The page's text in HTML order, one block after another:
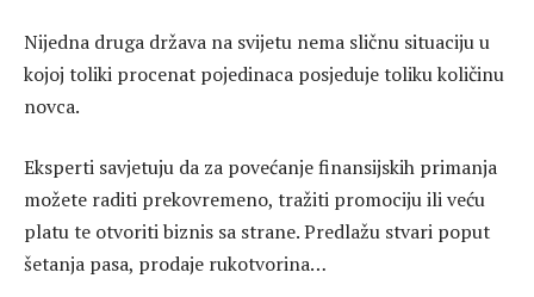
Nijedna druga država na svijetu nema sličnu situaciju u
kojoj toliki procenat pojedinaca posjeduje toliku količinu
novca.
Eksperti savjetuju da za povećanje finansijskih primanja
možete raditi prekovremeno, tražiti promociju ili veću
platu te otvoriti biznis sa strane. Predlažu stvari poput
šetanja pasa, prodaje rukotvorina…